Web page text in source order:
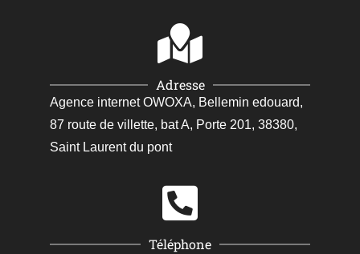
Adresse
Agence internet OWOXA, Bellemin edouard,
87 route de villette, bat A, Porte 201, 38380,
Saint Laurent du pont
Téléphone